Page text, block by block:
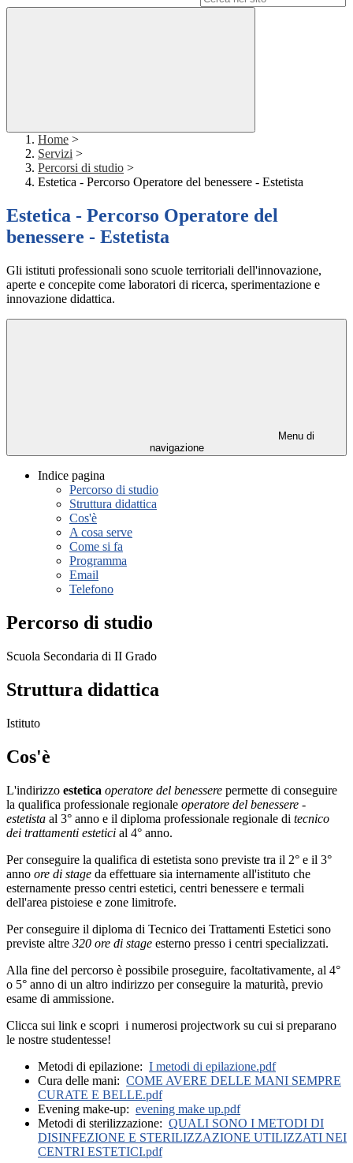
Home >
Servizi >
Percorsi di studio >
Estetica - Percorso Operatore del benessere - Estetista
Estetica - Percorso Operatore del
benessere - Estetista
Gli istituti professionali sono scuole territoriali dell'innovazione,
aperte e concepite come laboratori di ricerca, sperimentazione e
innovazione didattica.
Menu di
navigazione
Indice pagina
Percorso di studio
Struttura didattica
Cos'è
A cosa serve
Come si fa
Programma
Email
Telefono
Percorso di studio
Scuola Secondaria di II Grado
Struttura didattica
Istituto
Cos'è
L'indirizzo estetica operatore del benessere permette di conseguire
la qualifica professionale regionale operatore del benessere -
estetista al 3° anno e il diploma professionale regionale di tecnico
dei trattamenti estetici al 4° anno.
Per conseguire la qualifica di estetista sono previste tra il 2° e il 3°
anno ore di stage da effettuare sia internamente all'istituto che
esternamente presso centri estetici, centri benessere e termali
dell'area pistoiese e zone limitrofe.
Per conseguire il diploma di Tecnico dei Trattamenti Estetici sono
previste altre 320 ore di stage esterno presso i centri specializzati.
Alla fine del percorso è possibile proseguire, facoltativamente, al 4°
o 5° anno di un altro indirizzo per conseguire la maturità, previo
esame di ammissione.
Clicca sui link e scopri i numerosi projectwork su cui si preparano
le nostre studentesse!
Metodi di epilazione: I metodi di epilazione.pdf
Cura delle mani: COME AVERE DELLE MANI SEMPRE
CURATE E BELLE.pdf
Evening make-up: evening make up.pdf
Metodi di sterilizzazione: QUALI SONO I METODI DI
DISINFEZIONE E STERILIZZAZIONE UTILIZZATI NEI
CENTRI ESTETICI.pdf